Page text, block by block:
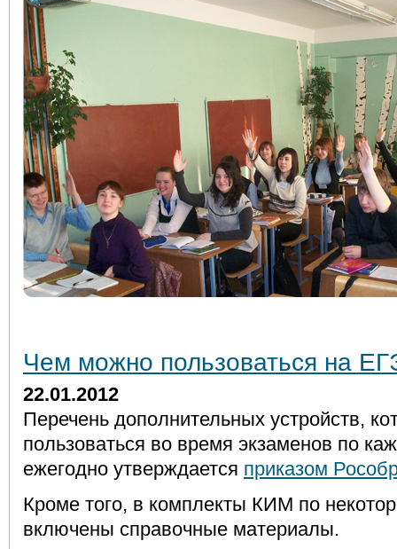
Чем можно пользоваться на
22.01.2012
Перечень дополнительных устройств,
пользоваться во время экзаменов по
ежегодно утверждается приказом
Кроме того, в комплекты КИМ по
включены справочные материалы.